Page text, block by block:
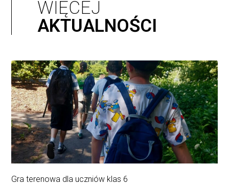
WIĘCEJ
AKTUALNOŚCI
Gra terenowa dla uczniów klas 6